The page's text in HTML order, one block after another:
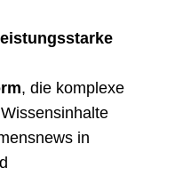
, die komplexe
in